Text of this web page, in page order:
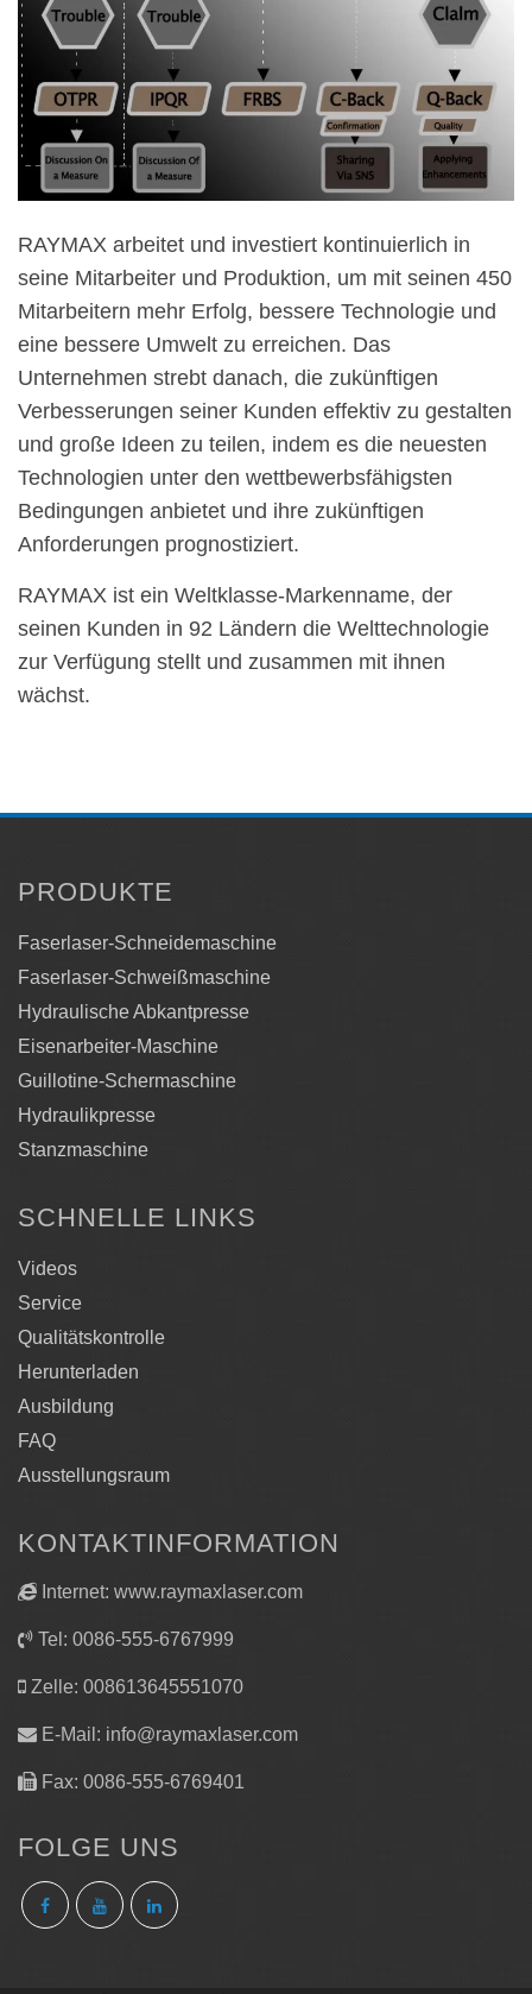
RAYMAX arbeitet und investiert kontinuierlich in
seine Mitarbeiter und Produktion, um mit seinen 450
Mitarbeitern mehr Erfolg, bessere Technologie und
eine bessere Umwelt zu erreichen. Das
Unternehmen strebt danach, die zukünftigen
Verbesserungen seiner Kunden effektiv zu gestalten
und große Ideen zu teilen, indem es die neuesten
Technologien unter den wettbewerbsfähigsten
Bedingungen anbietet und ihre zukünftigen
Anforderungen prognostiziert.
RAYMAX ist ein Weltklasse-Markenname, der
seinen Kunden in 92 Ländern die Welttechnologie
zur Verfügung stellt und zusammen mit ihnen
wächst.
PRODUKTE
Faserlaser-Schneidemaschine
Faserlaser-Schweißmaschine
Hydraulische Abkantpresse
Eisenarbeiter-Maschine
Guillotine-Schermaschine
Hydraulikpresse
Stanzmaschine
SCHNELLE LINKS
Videos
Service
Qualitätskontrolle
Herunterladen
Ausbildung
FAQ
Ausstellungsraum
KONTAKTINFORMATION
Internet: www.raymaxlaser.com
Tel: 0086-555-6767999
Zelle: 008613645551070
E-Mail: info@raymaxlaser.com
Fax: 0086-555-6769401
FOLGE UNS